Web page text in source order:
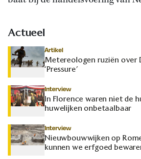
Actueel
Artikel
Metereologen ruziën over
‘Pressure’
Interview
In Florence waren niet de
huwelijken onbetaalbaar
Interview
Nieuwbouwwijken op
kunnen we erfgoed